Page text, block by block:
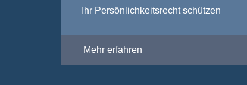
Ihr Persönlichkeitsrecht schützen
Mehr erfahren